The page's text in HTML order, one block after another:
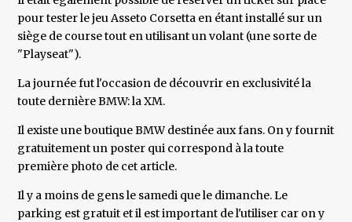
pour tester le jeu Asseto Corsetta en étant installé sur un
siège de course tout en utilisant un volant (une sorte de
"Playseat").
La journée fut l'occasion de découvrir en exclusivité la
toute dernière BMW: la XM.
Il existe une boutique BMW destinée aux fans. On y fournit
gratuitement un poster qui correspond à la toute
première photo de cet article.
Il y a moins de gens le samedi que le dimanche. Le
parking est gratuit et il est important de l'utiliser car on y